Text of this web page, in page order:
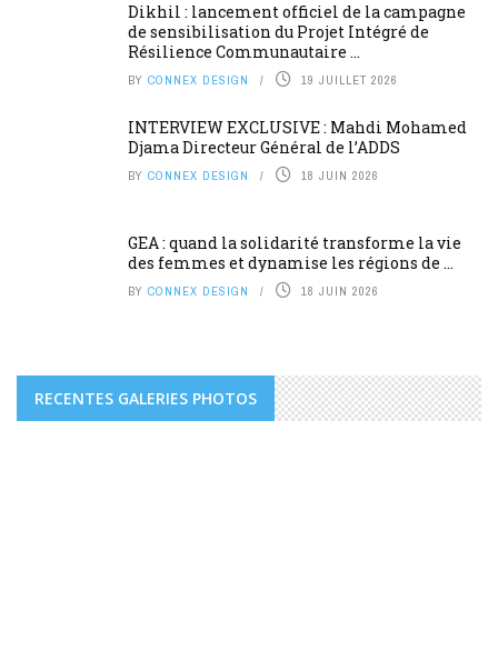
Dikhil : lancement officiel de la campagne
de sensibilisation du Projet Intégré de
Résilience Communautaire ...
BY CONNEX DESIGN 19 JUILLET 2026
INTERVIEW EXCLUSIVE : Mahdi Mohamed
Djama Directeur Général de l’ADDS
BY CONNEX DESIGN 18 JUIN 2026
GEA : quand la solidarité transforme la vie
des femmes et dynamise les régions de ...
BY CONNEX DESIGN 18 JUIN 2026
RECENTES GALERIES PHOTOS